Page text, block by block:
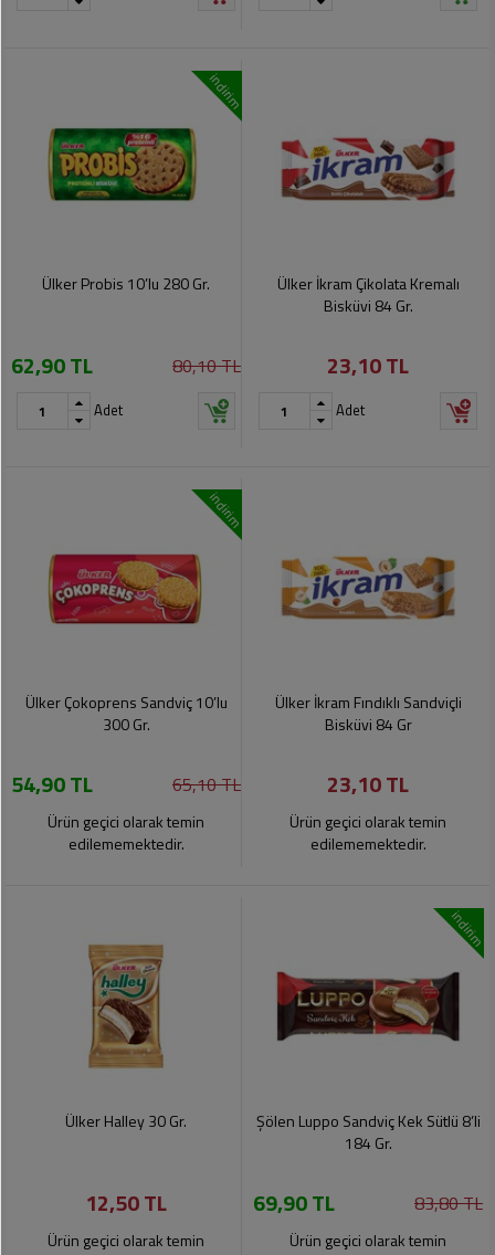
indirim
Ülker Probis 10’lu 280 Gr.
62,90 TL 80,10 TL
Adet
Ülker İkram Çikolata Kremalı
Bisküvi 84 Gr.
23,10 TL
Adet
indirim
Ülker Çokoprens Sandviç 10’lu
300 Gr.
54,90 TL 65,10 TL
Ürün geçici olarak temin
edilememektedir.
Ülker İkram Fındıklı Sandviçli
Bisküvi 84 Gr
23,10 TL
Ürün geçici olarak temin
edilememektedir.
Ülker Halley 30 Gr.
12,50 TL
Ürün geçici olarak temin
indirim
Şölen Luppo Sandviç Kek Sütlü 8’li
184 Gr.
69,90 TL 83,80 TL
Ürün geçici olarak temin